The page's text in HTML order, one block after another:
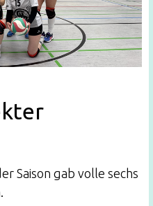
Saison gab volle sechs